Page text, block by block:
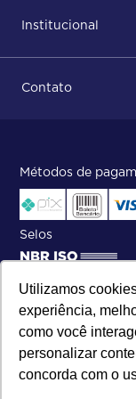
Utilizamos
experiência,
como você
personalizar
concorda com o
Após conclusão
Status do pedido
Institucional
ISO
Contato
Central de
Telefone:(27)
Segunda a
Métodos de
Selos
06.698.001/0002-